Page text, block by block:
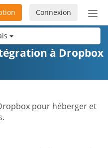
ou
la
Connexion
à Dropbox
pour héberger et